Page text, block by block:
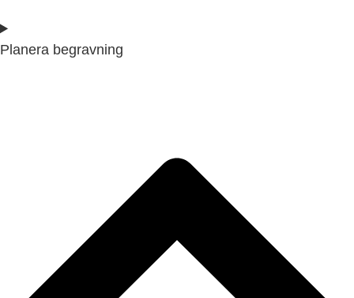
Planera begravning